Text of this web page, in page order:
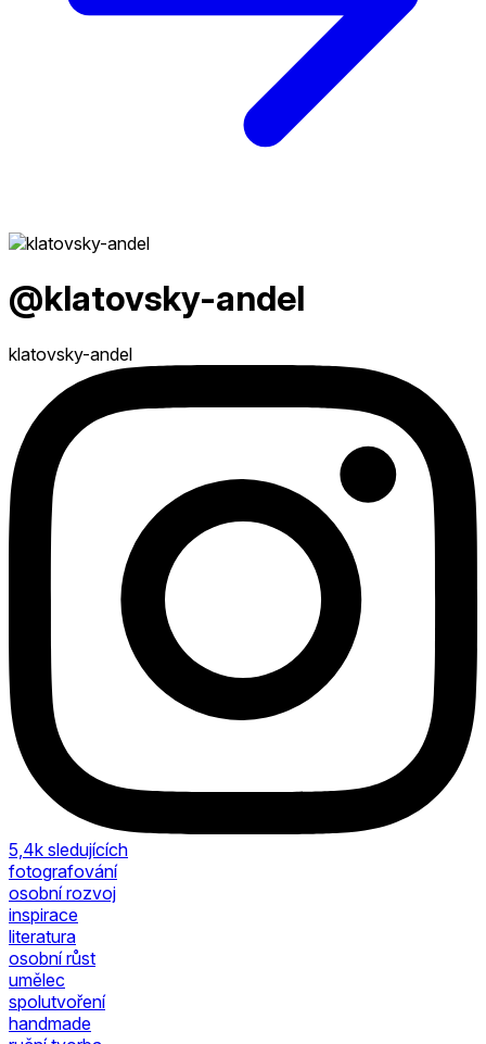
@klatovsky-andel
klatovsky-andel
5,4k sledujících
fotografování
osobní rozvoj
inspirace
literatura
osobní růst
umělec
spolutvoření
handmade